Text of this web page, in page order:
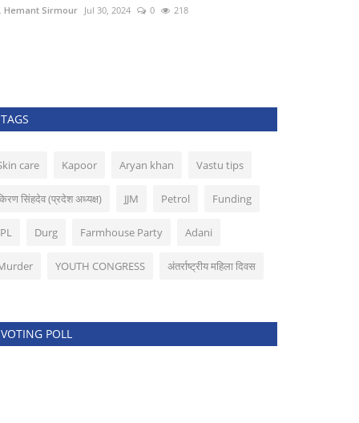
Hemant Sirmour Jun 16, 2022 0 158
TAGS
care Kapoor Aryan khan Vastu tips
सिंहदेव (प्रदेश अध्यक्ष) JJM Petrol Funding
Durg Farmhouse Party Adani
YOUTH CONGRESS अंतर्राष्ट्रीय महिला दिवस
VOTING POLL